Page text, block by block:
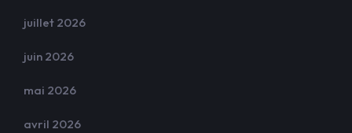
juillet 2026
juin 2026
mai 2026
avril 2026